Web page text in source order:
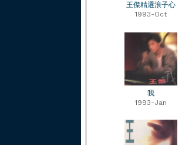
王傑精選浪子心
1993-Oct
我
1993-Jan